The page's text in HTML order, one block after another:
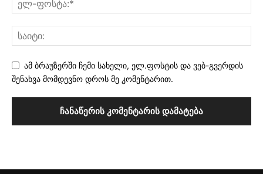
ამ ბრაუზერში ჩემი სახელი, ელ.ფოსტის და ვებ-გვერდის
შენახვა მომდევნო დროს მე კომენტარით.